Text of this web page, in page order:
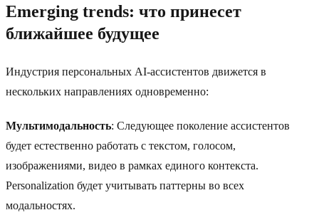
Emerging trends: что принесет
ближайшее будущее
Индустрия персональных AI-ассистентов движется в
нескольких направлениях одновременно:
Мультимодальность: Следующее поколение ассистентов
будет естественно работать с текстом, голосом,
изображениями, видео в рамках единого контекста.
Personalization будет учитывать паттерны во всех
модальностях.